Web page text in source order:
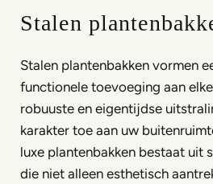
Stalen
Stalen plantenbakken vormen
functionele toevoeging aan
robuuste en eigentijdse
karakter toe aan uw
luxe plantenbakken bestaat uit
die niet alleen esthetisch